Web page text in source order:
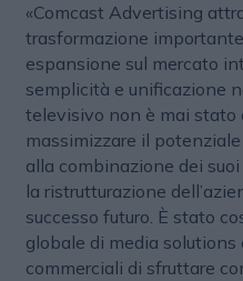
«Comcast Advertising
trasformazione
espansione sul mercato
semplicità e unificazione
televisivo non è mai stato
massimizzare il
alla combinazione dei
la ristrutturazione
successo futuro. È stato
globale di media
commerciali di sfruttare